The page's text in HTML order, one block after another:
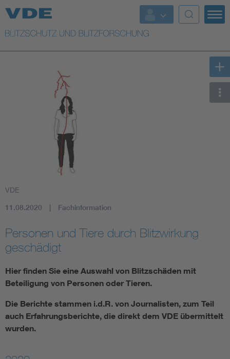
Top Themen
Top Themen
Lightning protection
Weitere Themen
VDE
11.08.2020 Fachinformation
Personen und Tiere durch Blitzwirkung
geschädigt
Hier finden Sie eine Auswahl von Blitzschäden mit
Beteiligung von Personen oder Tieren.
Die Berichte stammen i.d.R. von Journalisten, zum Teil
auch Erfahrungsberichte, die direkt dem VDE übermittelt
wurden.